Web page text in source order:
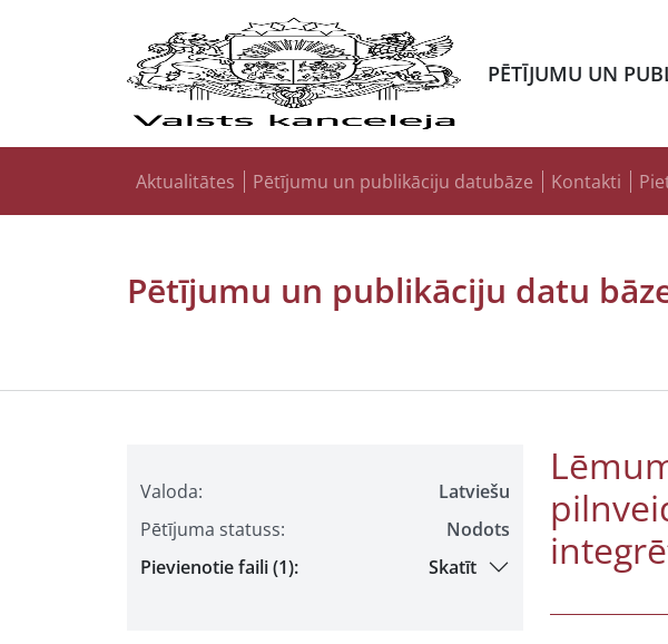
PĒTĪJUMU UN
Aktualitātes Pētījumu un publikāciju datubāze Kontakti
Pētījumu un publikāciju datu
Valoda:
Latviešu
Pētījuma statuss:
Nodots
Pievienotie faili (1):
Skatīt